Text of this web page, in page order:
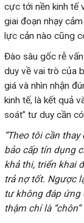
cực tới nền kinh tế
giai đoạn nhạy
lực cản nào cũng
Đào sâu gốc rễ
duy về vai trò của
giá và nhìn nhận
kinh tế, là kết quả
soát” tư duy cần
“Theo tôi cần
bảo cấp tín dụng
khả thi, triển khai
trả nợ tốt. Ngược
tư không đáp ứng
thậm chí là